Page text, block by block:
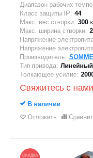
Диапазон рабочих
Класс защиты IP: 44
Макс. вес створки: 300
Макс. ширина створки:
Напряжение
Напряжение
Производитель:
Тип привода: Линейный
Толкающее усилие:
Свяжитесь с
В наличии
Отложить
СКИДКА